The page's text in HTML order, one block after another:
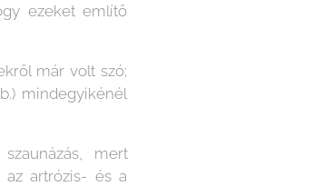
ezeket említő
már volt szó;
mindegyikénél
mert
az artrózis- és a